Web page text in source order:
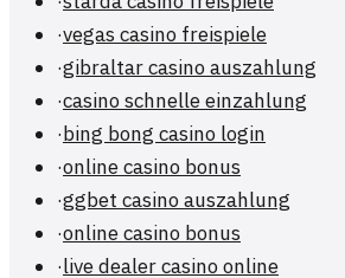
·vegas casino freispiele
·gibraltar casino auszahlung
·casino schnelle einzahlung
·bing bong casino login
·online casino bonus
·ggbet casino auszahlung
·online casino bonus
·live dealer casino online